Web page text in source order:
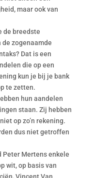
maar ook van
de breedste
zogenaamde
Dat is een
die op een
kun je bij je bank
te zetten.
hun aandelen
staan. Zij hebben
op zo’n rekening.
dus niet getroffen
Peter Mertens enkele
wit, op basis van